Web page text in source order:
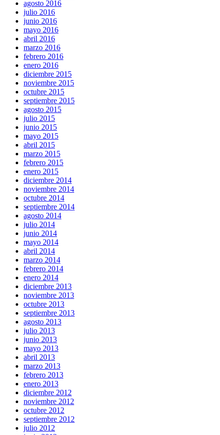
agosto 2016
julio 2016
junio 2016
mayo 2016
abril 2016
marzo 2016
febrero 2016
enero 2016
diciembre 2015
noviembre 2015
octubre 2015
septiembre 2015
agosto 2015
julio 2015
junio 2015
mayo 2015
abril 2015
marzo 2015
febrero 2015
enero 2015
diciembre 2014
noviembre 2014
octubre 2014
septiembre 2014
agosto 2014
julio 2014
junio 2014
mayo 2014
abril 2014
marzo 2014
febrero 2014
enero 2014
diciembre 2013
noviembre 2013
octubre 2013
septiembre 2013
agosto 2013
julio 2013
junio 2013
mayo 2013
abril 2013
marzo 2013
febrero 2013
enero 2013
diciembre 2012
noviembre 2012
octubre 2012
septiembre 2012
julio 2012